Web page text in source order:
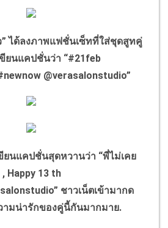
ได้ลงภาพแฟชั่นเซ็ทที่ใส่ชุดสูทคู่
ยนแคปชั่นว่า “#21feb
@verasalonstudio”
แคปชั่นสุดหวานว่า “พี่ไม่เคย
Happy 13 th
ชาวเน็ตเข้ามากด
มน่ารักของคู่นี้กันมากมาย.